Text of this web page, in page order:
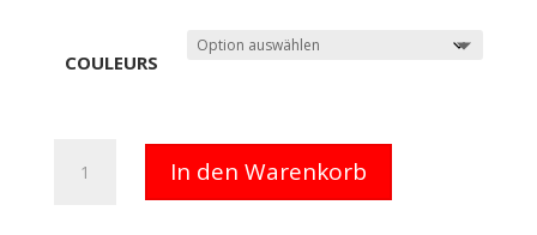
COULEURS
SUP
In den Warenkorb